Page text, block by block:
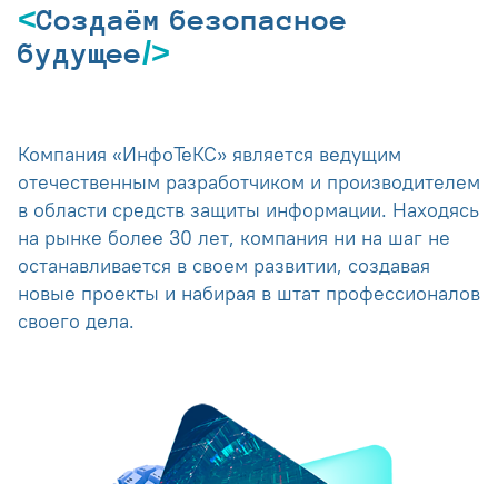
Создаём безопасное
будущее
Компания «ИнфоТеКС» является ведущим
отечественным разработчиком и производителем
в области средств защиты информации. Находясь
на рынке более 30 лет, компания ни на шаг не
останавливается в своем развитии, создавая
новые проекты и набирая в штат профессионалов
своего дела.